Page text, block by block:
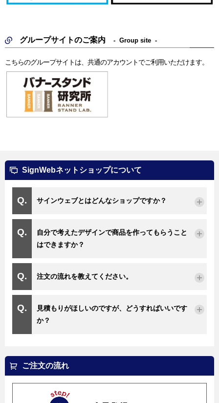
グループサイトのご案内 Group site
こちらのグループサイトは、共通のアカウントでご利用いただけます。
SignWebネットショップについて
サインウェブとはどんなショップですか？
自分で考えたデザインで商品を作ってもらうこと
はできますか？
注文の流れを教えてください。
見積もりがほしいのですが、どうすればいいです
か？
ご注文の流れ